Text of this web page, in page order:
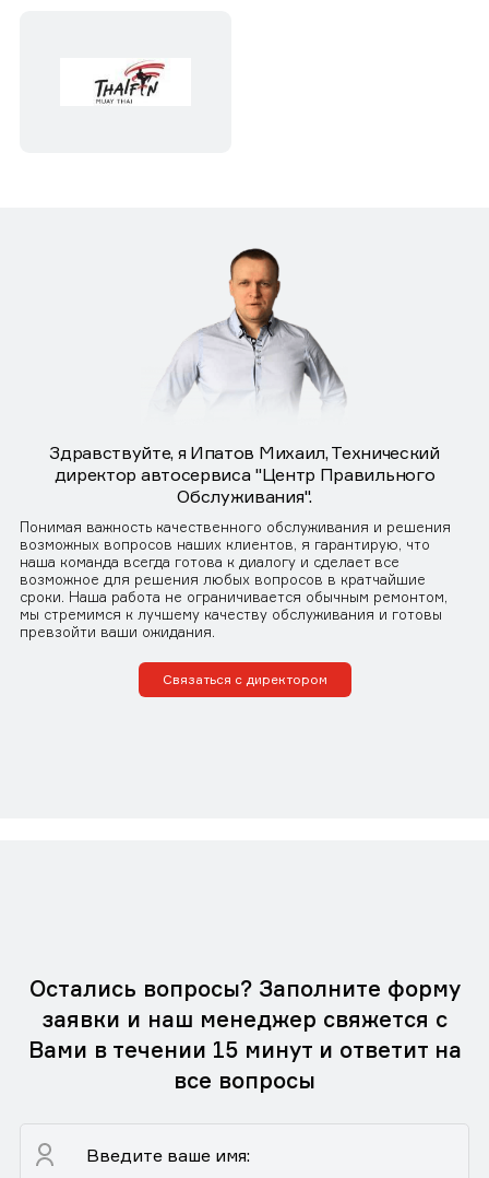
Здравствуйте, я Ипатов Михаил, Технический
директор автосервиса "Центр Правильного
Обслуживания".
Понимая важность качественного обслуживания и решения
возможных вопросов наших клиентов, я гарантирую, что
наша команда всегда готова к диалогу и сделает все
возможное для решения любых вопросов в кратчайшие
сроки. Наша работа не ограничивается обычным ремонтом,
мы стремимся к лучшему качеству обслуживания и готовы
превзойти ваши ожидания.
Связаться с директором
Остались вопросы? Заполните форму
заявки и наш менеджер свяжется с
Вами в течении 15 минут и ответит на
все вопросы